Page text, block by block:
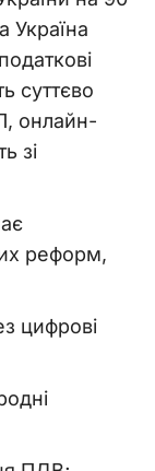
Україна
суттєво
онлайн-
зі
реформ,
цифрові